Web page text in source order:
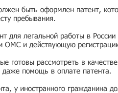
быть оформлен патент,
пребывания.
для легальной работы в
ОМС и действующую
готовы рассмотреть в
помощь в оплате патента.
у иностранного гражданина